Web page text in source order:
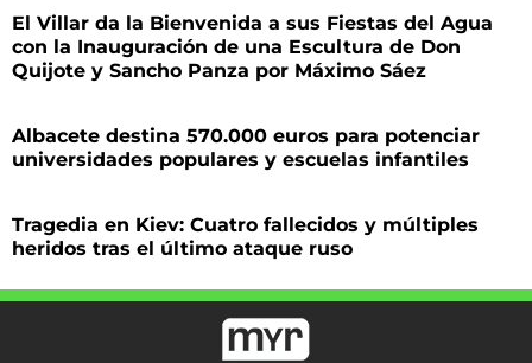
El Villar da la Bienvenida a sus Fiestas del Agua
con la Inauguración de una Escultura de Don
Quijote y Sancho Panza por Máximo Sáez
Albacete destina 570.000 euros para potenciar
universidades populares y escuelas infantiles
Tragedia en Kiev: Cuatro fallecidos y múltiples
heridos tras el último ataque ruso